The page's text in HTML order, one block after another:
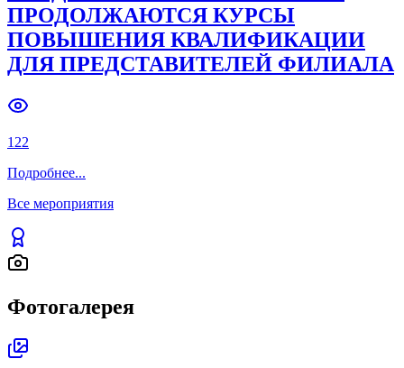
ДО ЖИВОГО ДИАЛОГА СО
СТУДЕНТАМИ: В КАЗАХСТАНЕ
ПРОДОЛЖАЮТСЯ КУРСЫ
ДЛЯ ПРЕДСТАВИТЕЛЕЙ ФИЛИАЛА